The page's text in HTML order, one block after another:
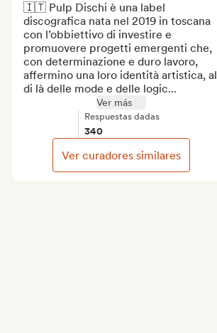
🇮🇹 Pulp Dischi è una label
discografica nata nel 2019 in toscana
con l’obbiettivo di investire e
promuovere progetti emergenti che,
con determinazione e duro lavoro,
affermino una loro identità artistica, al
di là delle mode e delle logic...
Ver más
Respuestas dadas
340
Ver curadores similares